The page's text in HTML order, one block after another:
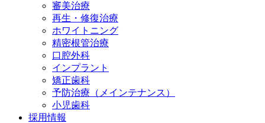
審美治療
再生・修復治療
ホワイトニング
精密根管治療
口腔外科
インプラント
矯正歯科
予防治療（メインテナンス）
小児歯科
採用情報